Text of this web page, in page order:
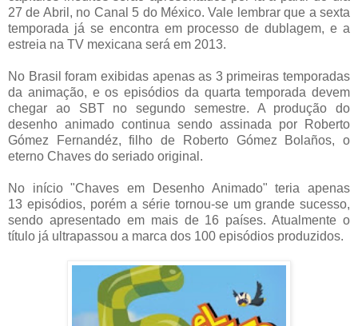
27 de Abril, no Canal 5 do México. Vale lembrar que a sexta
temporada já se encontra em processo de dublagem, e a
estreia na TV mexicana será em 2013.
No Brasil foram exibidas apenas as 3 primeiras temporadas
da animação, e os episódios da quarta temporada devem
chegar ao SBT no segundo semestre. A produção do
desenho animado continua sendo assinada por Roberto
Gómez Fernandéz, filho de Roberto Gómez Bolaños, o
eterno Chaves do seriado original.
No início "Chaves em Desenho Animado" teria apenas
13 episódios, porém a série tornou-se um grande sucesso,
sendo apresentado em mais de 16 países. Atualmente o
título já ultrapassou a marca dos 100 episódios produzidos.